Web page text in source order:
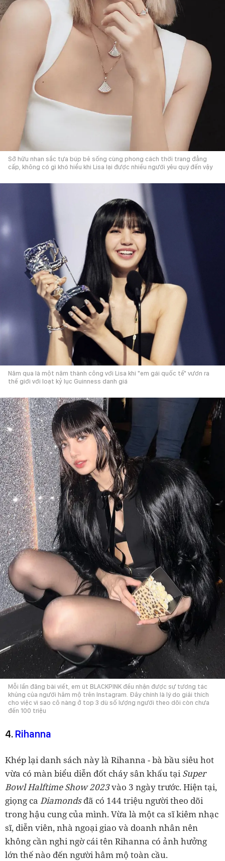
Sở hữu nhan sắc tựa búp bê sống cùng phong cách thời trang đẳng
cấp, không có gì khó hiểu khi Lisa lại được nhiều người yêu quý đến vậy
Năm qua là một năm thành công với Lisa khi "em gái quốc tế" vươn ra
thế giới với loạt kỷ lục Guinness danh giá
Mỗi lần đăng bài viết, em út BLACKPINK đều nhận được sự tương tác
khủng của người hâm mộ trên Instagram. Đây chính là lý do giải thích
cho việc vì sao cô nàng ở top 3 dù số lượng người theo dõi còn chưa
đến 100 triệu
4. Rihanna
Khép lại danh sách này là Rihanna - bà bầu siêu hot
vừa có màn biểu diễn đốt cháy sân khấu tạiSuper
Bowl Halftime Show 2023vào 3 ngày trước. Hiện tại,
giọng ca Diamondsđã có 144 triệu người theo dõi
trong hậu cung của mình. Vừa là một ca sĩ kiêm nhạc
sĩ, diễn viên, nhà ngoại giao và doanh nhân nên
không cần nghi ngờ cái tên Rihanna có ảnh hưởng
lớn thế nào đến người hâm mộ toàn cầu.